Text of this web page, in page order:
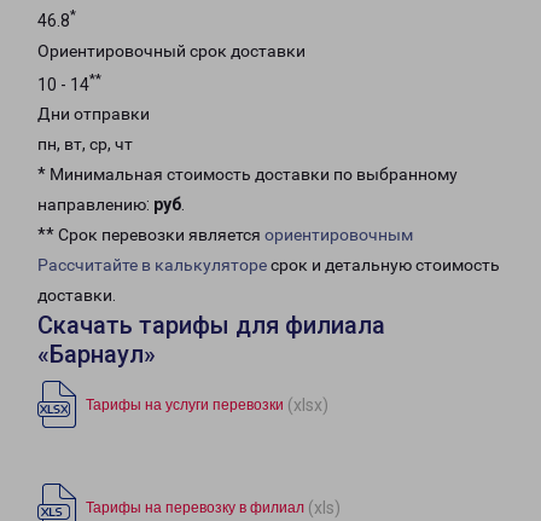
46.8*
Ориентировочный срок доставки
10 - 14**
Дни отправки
пн, вт, ср, чт
* Минимальная стоимость доставки по выбранному
направлению: руб.
** Срок перевозки является ориентировочным
Рассчитайте в калькуляторесрок и детальную стоимость
доставки.
Скачать тарифы для филиала
«Барнаул»
Тарифы на услуги перевозки (xlsx)
Тарифы на перевозку в филиал (xls)